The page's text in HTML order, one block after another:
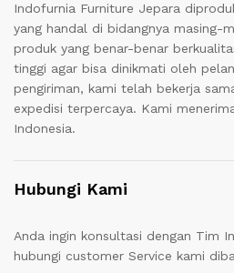
Indofurnia Furniture Jepara
yang handal di bidangnya masing-
produk yang benar-benar
tinggi agar bisa dinikmati oleh
pengiriman, kami telah bekerja
expedisi terpercaya. Kami
Indonesia.
Hubungi Kami
Anda ingin konsultasi dengan Tim
hubungi customer Service kami